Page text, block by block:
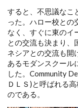
すると、不思議なこ
った。ハロー校との
なく、すぐに東のイ
との交流も決まり、
ネシアとの交流も開
あるモダンスクール
した。Community
ＤＬＳ)と呼ばれる
のである。